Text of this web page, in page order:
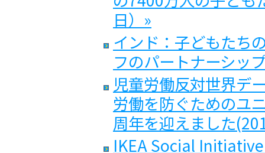
日）»
インド：子どもたち
フのパートナーシッ
児童労働反対世界デ
労働を防ぐためのユ
周年を迎えました
IKEA Social